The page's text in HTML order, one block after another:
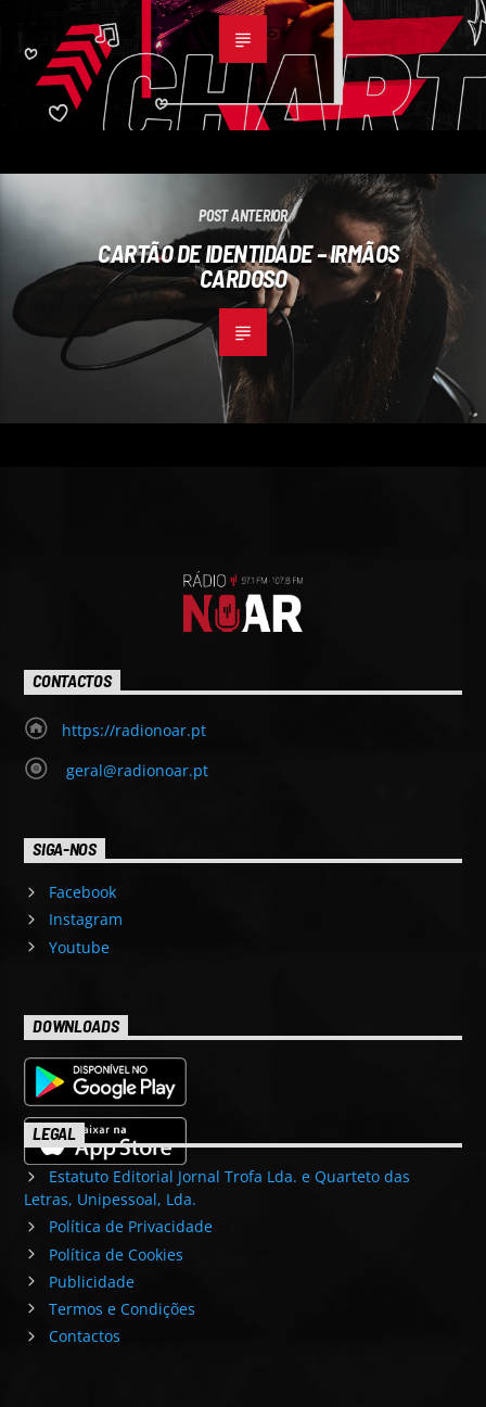
POST ANTERIOR
CARTÃO DE IDENTIDADE – IRMÃOS
CARDOSO
CONTACTOS
https://radionoar.pt
geral@radionoar.pt
SIGA-NOS
Facebook
Instagram
Youtube
DOWNLOADS
LEGAL
Estatuto Editorial Jornal Trofa Lda. e Quarteto das
Letras, Unipessoal, Lda.
Política de Privacidade
Política de Cookies
Publicidade
Termos e Condições
Contactos